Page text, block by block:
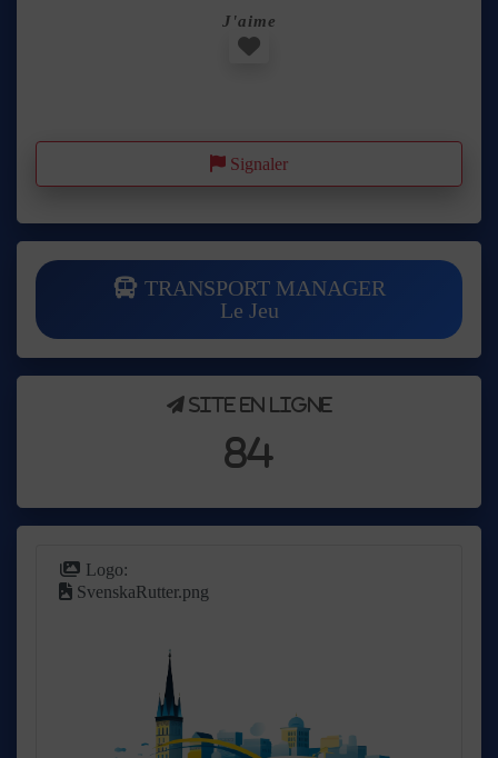
J'aime
Favori
Signaler
TRANSPORT MANAGER
Le Jeu
Site en ligne
84
Logo:
SvenskaRutter.png